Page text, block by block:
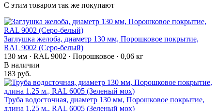
С этим товаром так же покупают
Заглушка желоба, диаметр 130 мм, Порошковое покрытие,
RAL 9002 (Серо-белый)
130 мм · RAL 9002 · Порошковое · 0,06 кг
В наличии
183 руб.
Труба водосточная, диаметр 130 мм, Порошковое покрытие,
длина 1.25 м., RAL 6005 (Зеленый мох)